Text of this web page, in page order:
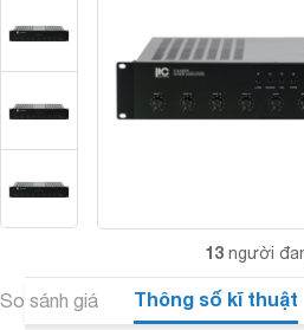
13 người
So sánh giá Thông số kĩ thuật